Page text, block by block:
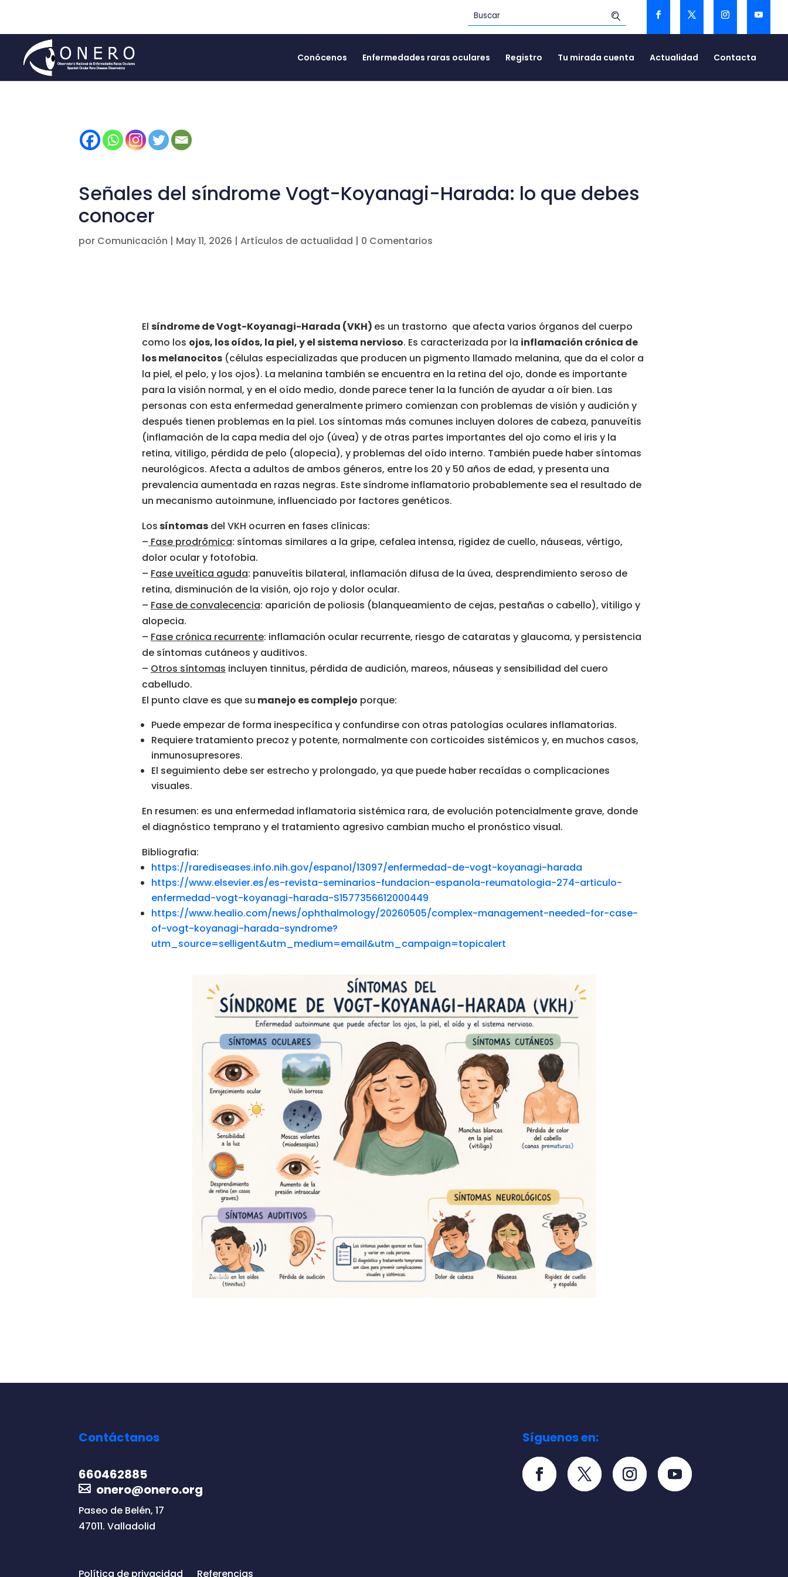
Conócenos Enfermedades raras oculares Registro Tu mirada cuenta Actualidad Contacta
Señales del síndrome Vogt-Koyanagi-Harada: lo que debes
conocer
por Comunicación | May 11, 2026 |Artículos de actualidad | 0 Comentarios
El síndrome de Vogt-Koyanagi-Harada (VKH) es un trastorno que afecta varios órganos del cuerpo
como los ojos, los oídos, la piel, y el sistema nervioso. Es caracterizada por la inflamación crónica de
los melanocitos(células especializadas que producen un pigmento llamado melanina, que da el color a
la piel, el pelo, y los ojos). La melanina también se encuentra en la retina del ojo, donde es importante
para la visión normal, y en el oído medio, donde parece tener la la función de ayudar a oír bien. Las
personas con esta enfermedad generalmente primero comienzan con problemas de visión y audición y
después tienen problemas en la piel. Los síntomas más comunes incluyen dolores de cabeza, panuveítis
(inflamación de la capa media del ojo (úvea) y de otras partes importantes del ojo como el iris y la
retina, vitiligo, pérdida de pelo (alopecia), y problemas del oído interno. También puede haber síntomas
neurológicos. Afecta a adultos de ambos géneros, entre los 20 y 50 años de edad, y presenta una
prevalencia aumentada en razas negras. Este síndrome inflamatorio probablemente sea el resultado de
un mecanismo autoinmune, influenciado por factores genéticos.
Lossíntomasdel VKH ocurren en fases clínicas:
– Fase prodrómica: síntomas similares a la gripe, cefalea intensa, rigidez de cuello, náuseas, vértigo,
dolor ocular y fotofobia.
– Fase uveítica aguda: panuveítis bilateral, inflamación difusa de la úvea, desprendimiento seroso de
retina, disminución de la visión, ojo rojo y dolor ocular.
– Fase de convalecencia: aparición de poliosis (blanqueamiento de cejas, pestañas o cabello), vitiligo y
alopecia.
– Fase crónica recurrente: inflamación ocular recurrente, riesgo de cataratas y glaucoma, y persistencia
de síntomas cutáneos y auditivos.
– Otros síntomas incluyen tinnitus, pérdida de audición, mareos, náuseas y sensibilidad del cuero
cabelludo.
El punto clave es que su manejo es complejo porque:
Puede empezar de forma inespecífica y confundirse con otras patologías oculares inflamatorias.
Requiere tratamiento precoz y potente, normalmente con corticoides sistémicos y, en muchos casos,
inmunosupresores.
El seguimiento debe ser estrecho y prolongado, ya que puede haber recaídas o complicaciones
visuales.
En resumen: es una enfermedad inflamatoria sistémica rara, de evolución potencialmente grave, donde
el diagnóstico temprano y el tratamiento agresivo cambian mucho el pronóstico visual.
Bibliografia:
https://rarediseases.info.nih.gov/espanol/13097/enfermedad-de-vogt-koyanagi-harada
https://www.elsevier.es/es-revista-seminarios-fundacion-espanola-reumatologia-274-articulo-
enfermedad-vogt-koyanagi-harada-S1577356612000449
https://www.healio.com/news/ophthalmology/20260505/complex-management-needed-for-case-
of-vogt-koyanagi-harada-syndrome?
utm_source=selligent&utm_medium=email&utm_campaign=topicalert
Contáctanos
660462885
onero@onero.org
Paseo de Belén, 17
47011. Valladolid
Síguenos en:
Política de privacidad Referencias